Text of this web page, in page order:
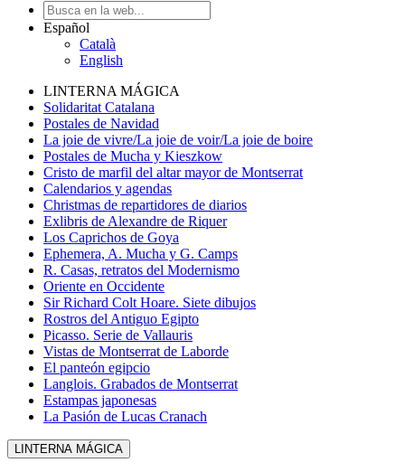
Español
Català
English
LINTERNA MÁGICA
Solidaritat Catalana
Postales de Navidad
La joie de vivre/La joie de voir/La joie de boire
Postales de Mucha y Kieszkow
Cristo de marfil del altar mayor de Montserrat
Calendarios y agendas
Christmas de repartidores de diarios
Exlibris de Alexandre de Riquer
Los Caprichos de Goya
Ephemera, A. Mucha y G. Camps
R. Casas, retratos del Modernismo
Oriente en Occidente
Sir Richard Colt Hoare. Siete dibujos
Rostros del Antiguo Egipto
Picasso. Serie de Vallauris
Vistas de Montserrat de Laborde
El panteón egipcio
Langlois. Grabados de Montserrat
Estampas japonesas
La Pasión de Lucas Cranach
LINTERNA MÁGICA